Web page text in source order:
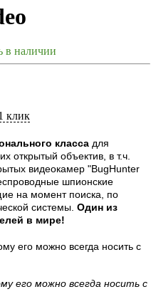
в наличии
клик
класса для
открытый объектив, в т.ч.
видеокамер "BugHunter
шпионские
на момент поиска, по
системы. Один из
в мире!
его можно всегда носить с